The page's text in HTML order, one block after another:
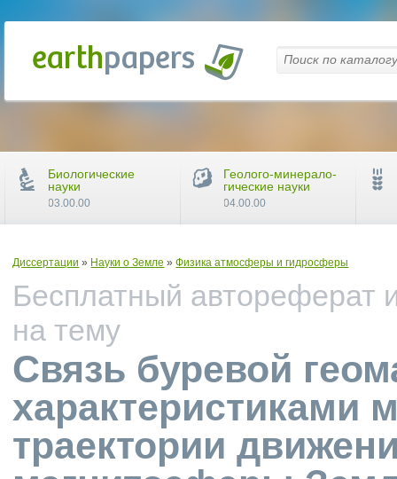
Диссертации » Науки о Земле »Физика атмосферы и гидросферы
Бесплатный автореферат
на тему
Связь буревой
характеристиками
траектории
Биологические
науки
03.00.00
Геолого-минерало-
гические науки
04.00.00